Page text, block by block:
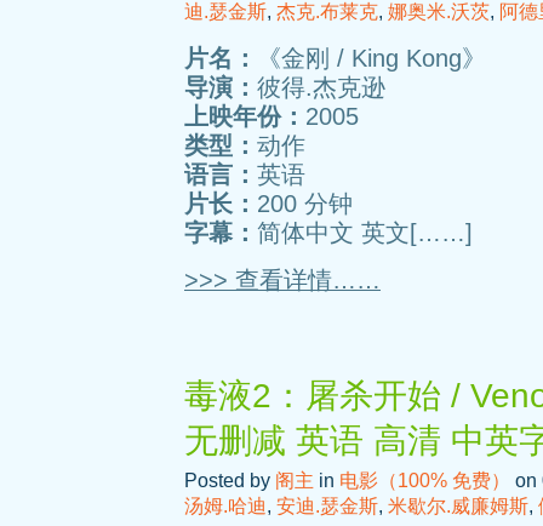
迪.瑟金斯, 杰克.布莱克, 娜奥米.沃茨, 阿
片名：
《金刚 / King Kong》
导演： 彼得.杰克逊
上映年份： 2005
类型： 动作
语言： 英语
片长： 200 分钟
字幕： 简体中文 英文[……]
>>> 查看详情……
毒液2：屠杀开始 /
无删减 英语 高清 中英
Posted by 阁主 in 电影（100% 免费）
on
汤姆.哈迪, 安迪.瑟金斯, 米歇尔.威廉姆斯,